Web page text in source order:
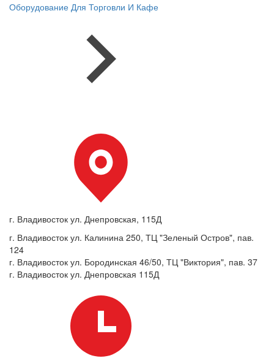
Оборудование Для Торговли И Кафе
г. Владивосток ул. Днепровская, 115Д
г. Владивосток ул. Калинина 250, ТЦ "Зеленый Остров", пав.
124
г. Владивосток ул. Бородинская 46/50, ТЦ "Виктория", пав. 37
г. Владивосток ул. Днепровская 115Д